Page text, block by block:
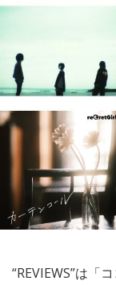
“REVIEWS”は「